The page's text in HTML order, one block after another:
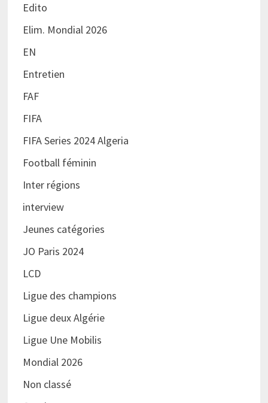
Edito
Elim. Mondial 2026
EN
Entretien
FAF
FIFA
FIFA Series 2024 Algeria
Football féminin
Inter régions
interview
Jeunes catégories
JO Paris 2024
LCD
Ligue des champions
Ligue deux Algérie
Ligue Une Mobilis
Mondial 2026
Non classé